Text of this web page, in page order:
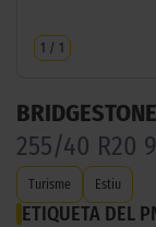
1 / 1
255/40 R20
Turisme Estiu
ETIQUETA DEL